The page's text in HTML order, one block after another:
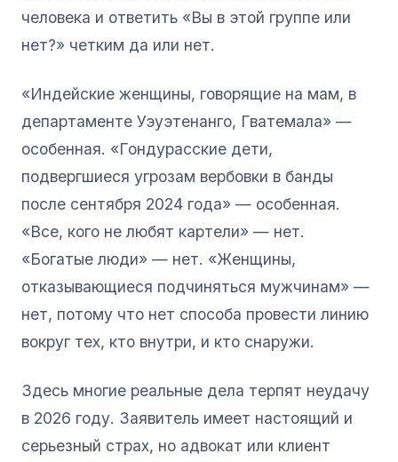
человека и ответить «Вы в этой группе или
нет?» четким да или нет.
«Индейские женщины, говорящие на мам, в
департаменте Уэуэтенанго, Гватемала» —
особенная. «Гондурасские дети,
подвергшиеся угрозам вербовки в банды
после сентября 2024 года» — особенная.
«Все, кого не любят картели» — нет.
«Богатые люди» — нет. «Женщины,
отказывающиеся подчиняться мужчинам» —
нет, потому что нет способа провести линию
вокруг тех, кто внутри, и кто снаружи.
Здесь многие реальные дела терпят неудачу
в 2026 году. Заявитель имеет настоящий и
серьезный страх, но адвокат или клиент